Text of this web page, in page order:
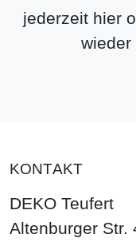
jederzeit hier
wieder
KONTAKT
DEKO Teufert
Altenburger Str.